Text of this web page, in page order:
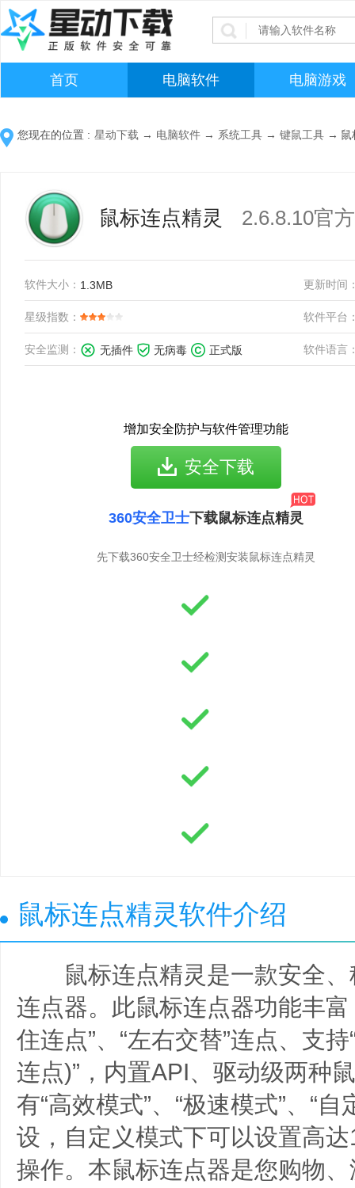
首页 电脑软件 电脑游戏
您现在的位置 : 星动下载 → 电脑软件 → 系统工具 → 键鼠工具 → 鼠
鼠标连点精灵 2.6.8.10官
软件大小： 1.3MB 更新时间
星级指数： 软件平台
安全监测： 无插件 无病毒 正式版 软件语言
增加安全防护与软件管理功能
安全下载
360安全卫士下载鼠标连点精灵
先下载360安全卫士经检测安装鼠标连点精灵
鼠标连点精灵软件介绍
鼠标连点精灵是一款安全、
连点器。此鼠标连点器功能丰富
住连点”、“左右交替”连点、支
连点)”，内置API、驱动级两种
有“高效模式”、“极速模式”、“
设，自定义模式下可以设置高
操作。本鼠标连点器是您购物